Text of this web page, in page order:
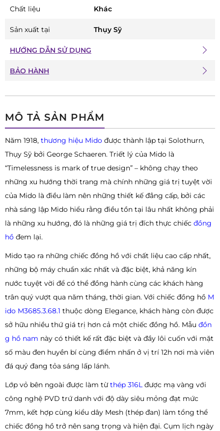
MÔ TẢ SẢN PHẨM
Năm 1918, thương hiệu Mido được thành lập tại Solothurn,
Thụy Sỹ bởi George Schaeren. Triết lý của Mido là
“Timelessness is mark of true design” – không chạy theo
những xu hướng thời trang mà chính những giá trị tuyệt vời
của Mido là điều làm nên những thiết kế đẳng cấp, bởi các
nhà sáng lập Mido hiểu rằng điều tồn tại lâu nhất không phải
là những xu hướng, đó là những giá trị đích thực chiếc đồng
hồ đem lại.
Mido tạo ra những chiếc đồng hồ với chất liệu cao cấp nhất,
những bộ máy chuẩn xác nhất và đặc biệt, khả năng kín
nước tuyệt vời để có thể đồng hành cùng các khách hàng
trân quý vượt qua năm tháng, thời gian. Với chiếc đồng hồ M
ido M3685.3.68.1 thuộc dòng Elegance, khách hàng còn được
sở hữu nhiều thứ giá trị hơn cả một chiếc đồng hồ. Mẫu đồn
g hồ nam này có thiết kế rất đặc biệt và đầy lôi cuốn với mặt
số màu đen huyền bí cùng điểm nhấn ở vị trí 12h nơi mà viên
đá quý đang tỏa sáng lấp lánh.
Lớp vỏ bên ngoài được làm từthép 316Lđược mạ vàng với
công nghệ PVD trứ danh với độ dày siêu mỏng đạt mức
7mm, kết hợp cùng kiểu dây Mesh (thép đan) làm tổng thể
chiếc đồng hồ trở nên sang trọng và hiện đại. Cụm lịch ngày
Chất liệu Khác
Sản xuất tại Thụy Sỹ
HƯỚNG DẪN SỬ DỤNG
BẢO HÀNH